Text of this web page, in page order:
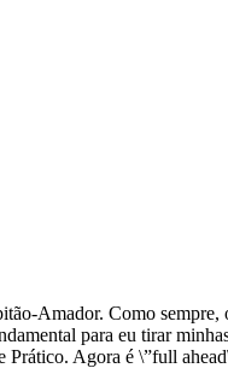
Amador. Como
para eu tirar
Agora é \”full